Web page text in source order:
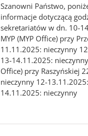
Szanowni Państwo,
informacje dotyczącą
sekretariatów w dn. 10-
MYP (MYP Office) przy
11.11.2025: nieczynny
13-14.11.2025:
Office) przy Raszyńskiej
nieczynny 12-
14.11.2025: nieczynny